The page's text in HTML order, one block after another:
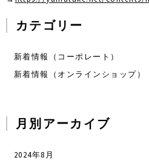
カテゴリー
新着情報（コーポレート）
新着情報（オンラインショップ）
月別アーカイブ
2024年8月